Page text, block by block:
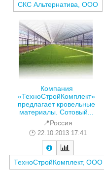
СКС Альтернатива, ООО
Компания
«ТехноСтройКомплект»
предлагает кровельные
материалы. Сотовый...
📍Россия
22.10.2013 17:41
ТехноСтройКомплект, ООО